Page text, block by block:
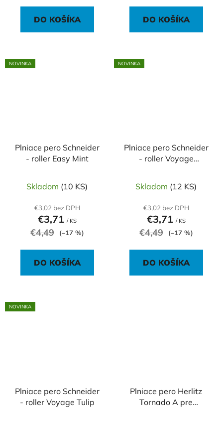
DO KOŠÍKA DO KOŠÍKA
NOVINKA
Plniace pero Schneider
- roller Easy Mint
Skladom (10 KS)
€3,02 bez DPH
€3,71 / KS
€4,49 (–17 %)
DO KOŠÍKA
NOVINKA
Plniace pero Schneider
- roller Voyage
Skladom (12 KS)
€3,02 bez DPH
€3,71 / KS
€4,49 (–17 %)
DO KOŠÍKA
NOVINKA
Plniace pero Schneider
- roller Voyage Tulip
Plniace pero Herlitz
Tornado A pre